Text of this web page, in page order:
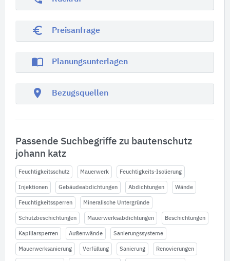
euro_symbol Preisanfrage
import_contacts Planungsunterlagen
location_on Bezugsquellen
Passende Suchbegriffe zu bautenschutz
johann katz
Feuchtigkeitsschutz Mauerwerk Feuchtigkeits-Isolierung
Injektionen Gebäudeabdichtungen Abdichtungen Wände
Feuchtigkeitssperren Mineralische Untergründe
Schutzbeschichtungen Mauerwerksabdichtungen Beschichtungen
Kapillarsperren Außenwände Sanierungssysteme
Mauerwerksanierung Verfüllung Sanierung Renovierungen